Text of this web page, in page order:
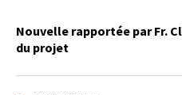
Nouvelle rapportée par Fr.
du projet